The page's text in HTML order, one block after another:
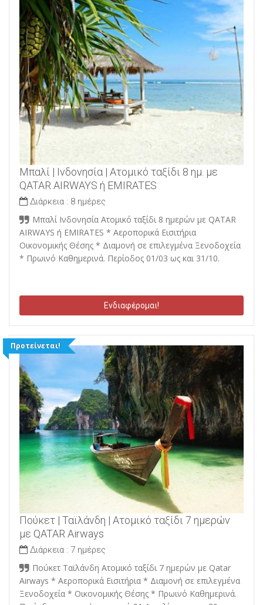
Μπαλί | Ινδονησία | Ατομικό ταξίδι 8 ημ. με
QATAR AIRWAYS ή EMIRATES
Διάρκεια : 8 ημέρες
Μπαλί Ινδονησία Ατομικό ταξίδι 8 ημερών με QATAR
AIRWAYS ή EMIRATES * Αεροπορικά Εισιτήρια
Οικονομικής Θέσης * Διαμονή σε επιλεγμένα Ξενοδοχεία
* Πρωινό Καθημερινά. Περίοδος 01/03 ως και 31/10.
Ενδιαφέρομαι!
Προτείνεται!
Πούκετ | Ταϊλάνδη | Ατομικό ταξίδι 7 ημερών
με QATAR Airways
Διάρκεια : 7 ημέρες
Πούκετ Ταϊλάνδη Ατομικό ταξίδι 7 ημερών με Qatar
Airways * Αεροπορικά Εισιτήρια * Διαμονή σε επιλεγμένα
Ξενοδοχεία * Οικονομικής Θέσης * Πρωινό Καθημερινά.